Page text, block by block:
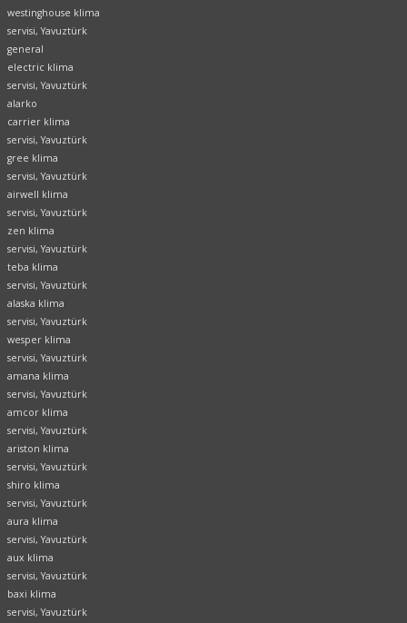
westinghouse klima
servisi, Yavuztürk
general
electric klima
servisi, Yavuztürk
alarko
carrier klima
servisi, Yavuztürk
gree klima
servisi, Yavuztürk
airwell klima
servisi, Yavuztürk
zen klima
servisi, Yavuztürk
teba klima
servisi, Yavuztürk
alaska klima
servisi, Yavuztürk
wesper klima
servisi, Yavuztürk
amana klima
servisi, Yavuztürk
amcor klima
servisi, Yavuztürk
ariston klima
servisi, Yavuztürk
shiro klima
servisi, Yavuztürk
aura klima
servisi, Yavuztürk
aux klima
servisi, Yavuztürk
baxi klima
servisi, Yavuztürk